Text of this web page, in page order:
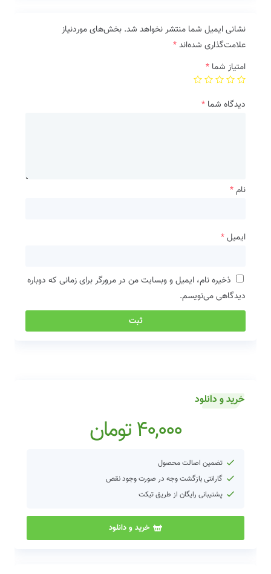
نشانی ایمیل شما منتشر نخواهد شد. بخش‌های موردنیاز
علامت‌گذاری شده‌اند*
امتیاز شما *
دیدگاه شما *
نام*
ایمیل*
ذخیره نام، ایمیل و وبسایت من در مرورگر برای زمانی که دوباره
دیدگاهی می‌نویسم.
خرید و دانلود
40,000تومان
تضمین اصالت محصول
گارانتی بازگشت وجه در صورت وجود نقص
پشتیبانی رایگان از طریق تیکت
خرید و دانلود